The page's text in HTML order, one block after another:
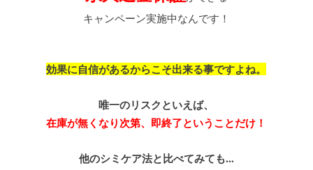
キャンペーン実施中なんです！
効果に自信があるからこそ出来る事ですよね。
唯一のリスクといえば、
在庫が無くなり次第、即終了ということだけ！
他のシミケア法と比べてみても…